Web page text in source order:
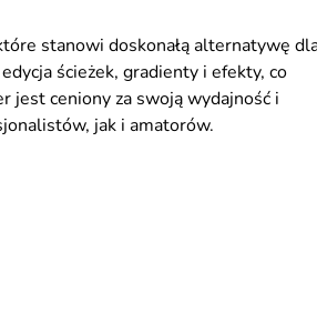
stanowi doskonałą alternatywę
ścieżek, gradienty i efekty, co
jest ceniony za swoją wydajność i
jak i amatorów.